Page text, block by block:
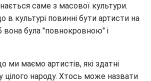
саме з масової культури.
культурі повинні бути артисти на
була "повнокровною" і
ми маємо артистів, які здатні
цілого народу. Хтось може назвати